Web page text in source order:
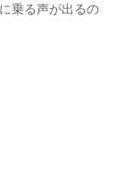
乗る声が出るの